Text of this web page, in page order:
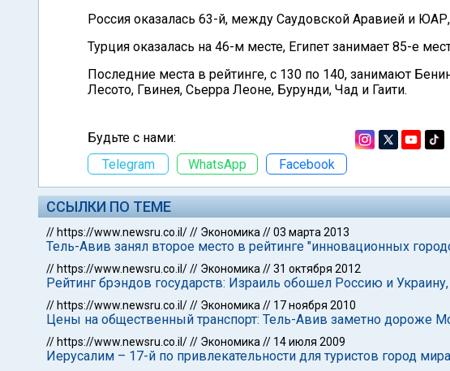
Россия оказалась 63-й, между Саудовской Аравией и ЮАР,
Турция оказалась на 46-м месте, Египет занимает 85-е
Последние места в рейтинге, с 130 по 140, занимают
Лесото, Гвинея, Сьерра Леоне, Бурунди, Чад и Гаити.
Будьте с нами:
Telegram
WhatsApp Facebook
ССЫЛКИ ПО ТЕМЕ
// https://www.newsru.co.il/// Экономика //03 марта 2013
Тель-Авив занял второе место в рейтинге "инновационных
// https://www.newsru.co.il/// Экономика //31 октября 2012
Рейтинг брэндов государств: Израиль обошел Россию и
// https://www.newsru.co.il/// Экономика // 17 ноября 2010
Цены на общественный транспорт: Тель-Авив заметно дороже
// https://www.newsru.co.il/// Экономика // 14 июля 2009
Иерусалим – 17-й по привлекательности для туристов город мира